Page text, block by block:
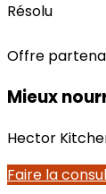
Résolu
Offre
Mieux
Hector
Faire la